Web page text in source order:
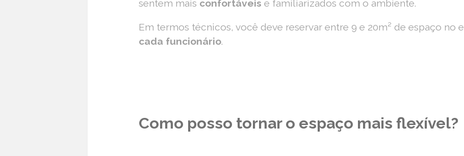
sentem mais confortáveis e familiarizados com o ambiente.
Em termos técnicos, você deve reservar entre 9 e 20m² de espaço no
cada funcionário.
Como posso tornar o espaço mais flexível?